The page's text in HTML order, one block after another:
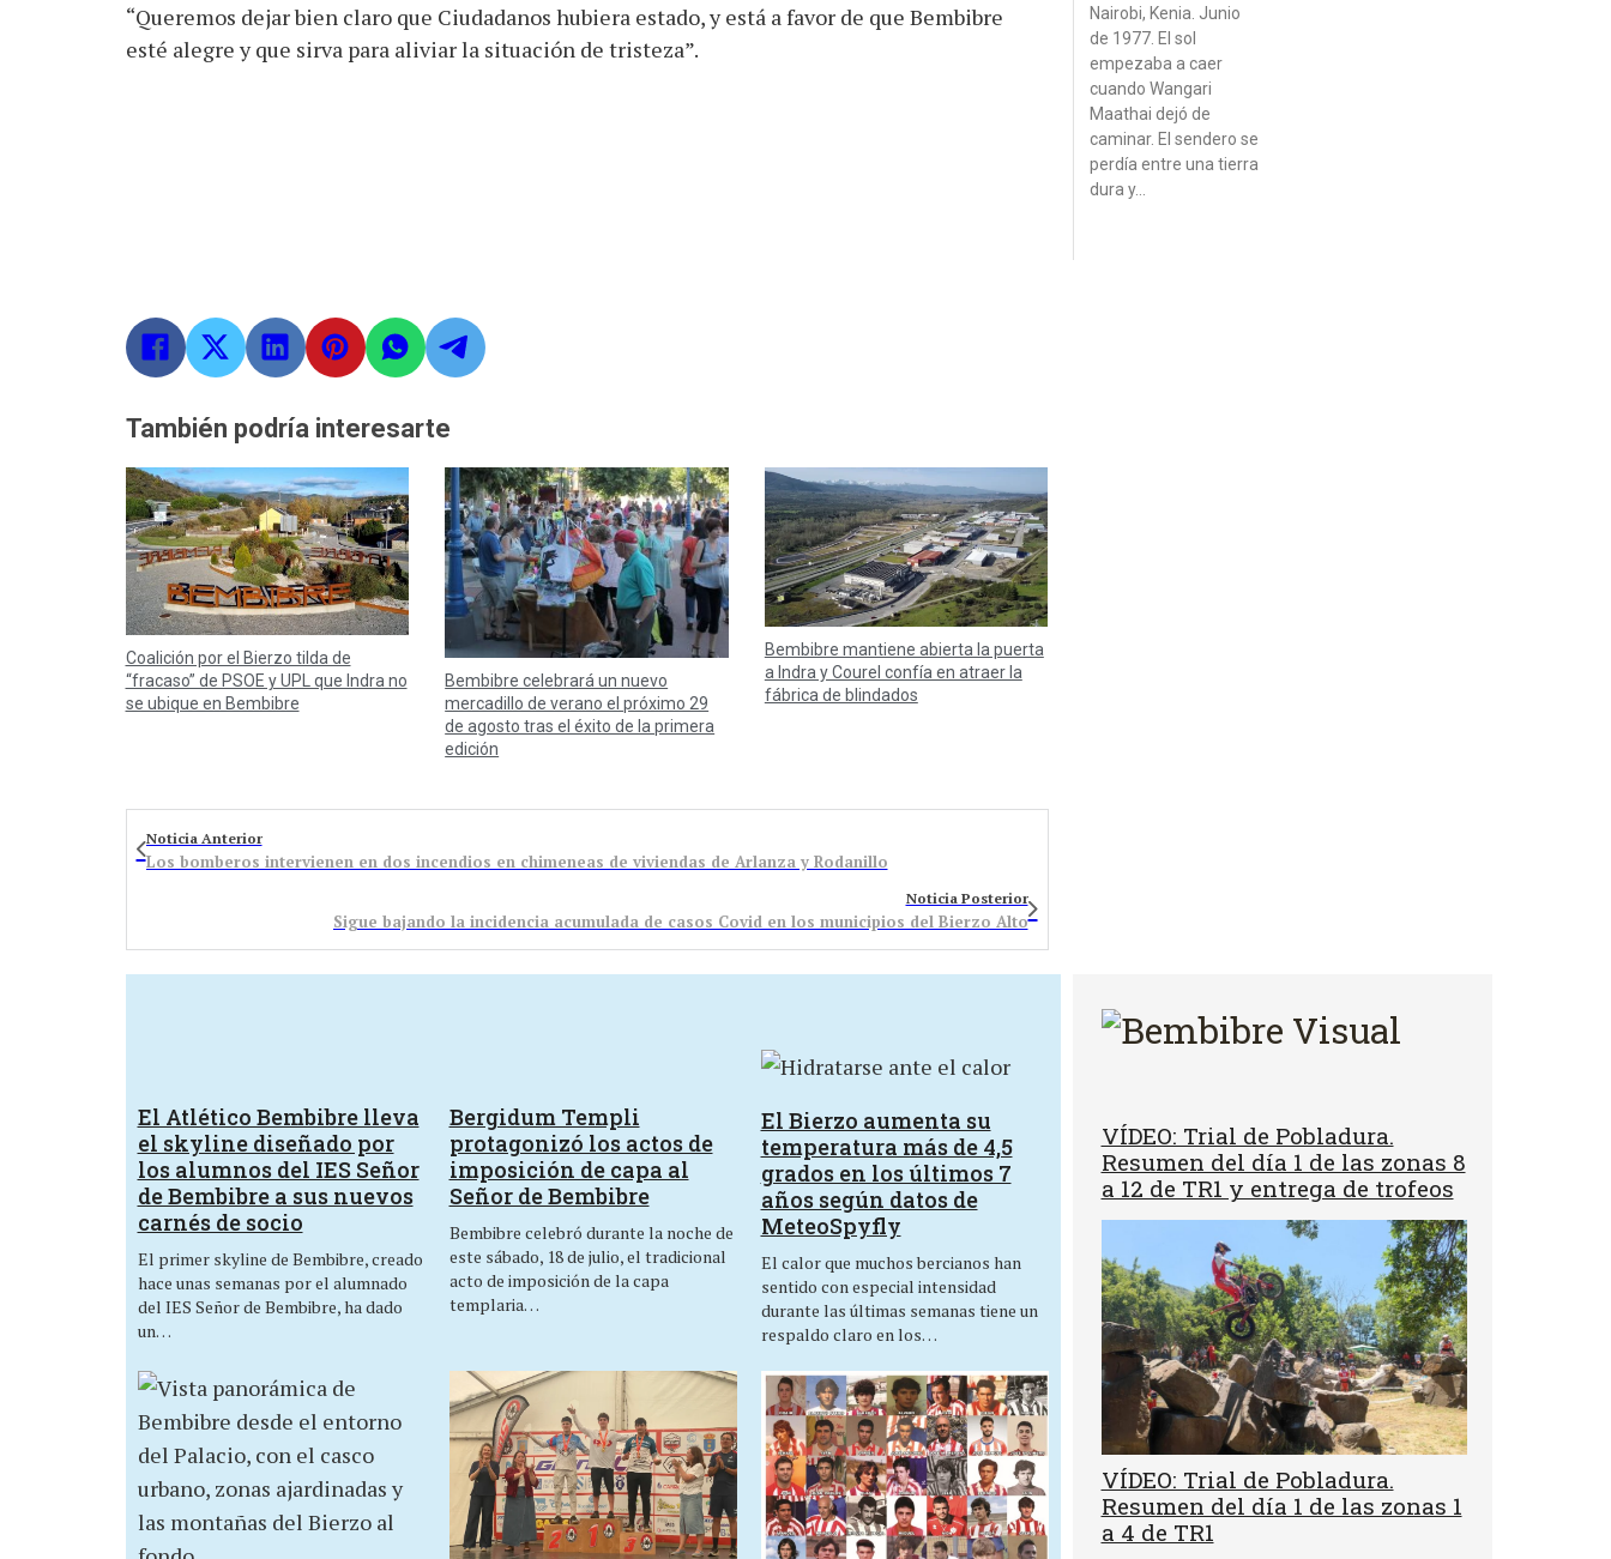
“Queremos dejar bien claro que Ciudadanos hubiera estado, y está a favor de que Bembibre
esté alegre y que sirva para aliviar la situación de tristeza”.
También podría interesarte
Coalición por el Bierzo tilda de
“fracaso” de PSOE y UPL que Indra no
se ubique en Bembibre
Bembibre celebrará un nuevo
mercadillo de verano el próximo 29
de agosto tras el éxito de la primera
edición
Bembibre mantiene abierta la puerta
a Indra y Courel confía en atraer la
fábrica de blindados
Noticia Anterior
Los bomberos intervienen en dos incendios en chimeneas de viviendas de Arlanza y Rodanillo
Noticia Posterior
Sigue bajando la incidencia acumulada de casos Covid en los municipios del Bierzo Alto
Nairobi, Kenia. Junio
de 1977. El sol
empezaba a caer
cuando Wangari
Maathai dejó de
caminar. El sendero se
perdía entre una tierra
dura y…
El Atlético Bembibre lleva
el skyline diseñado por
los alumnos del IES Señor
de Bembibre a sus nuevos
carnés de socio
El primer skyline de Bembibre, creado
hace unas semanas por el alumnado
del IES Señor de Bembibre, ha dado
un…
Bergidum Templi
protagonizó los actos de
imposición de capa al
Señor de Bembibre
Bembibre celebró durante la noche de
este sábado, 18 de julio, el tradicional
acto de imposición de la capa
templaria…
El Bierzo aumenta su
temperatura más de 4,5
grados en los últimos 7
años según datos de
MeteoSpyfly
El calor que muchos bercianos han
sentido con especial intensidad
durante las últimas semanas tiene un
respaldo claro en los…
VÍDEO: Trial de Pobladura.
Resumen del día 1 de las zonas 8
a 12 de TR1 y entrega de trofeos
VÍDEO: Trial de Pobladura.
Resumen del día 1 de las zonas 1
a 4 de TR1